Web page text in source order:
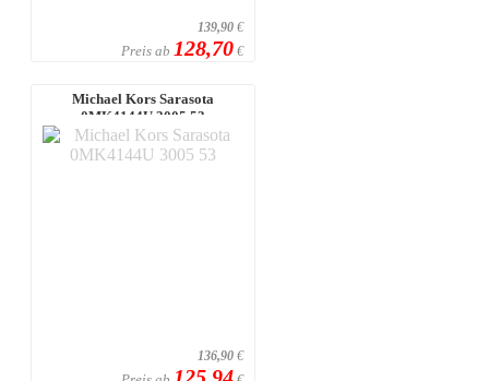
139,90 €
Preis ab 128,70 €
Michael Kors Sarasota
0MK4144U 3005 53
136,90 €